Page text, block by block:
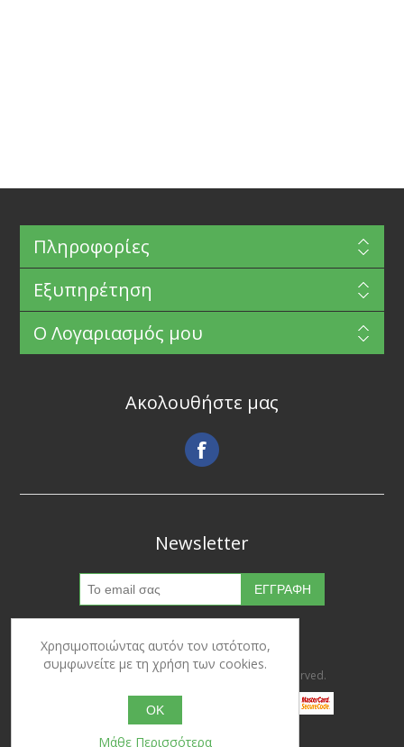
Πληροφορίες
Εξυπηρέτηση
Ο Λογαριασμός μου
Ακολουθήστε μας
Newsletter
Copyright © 2026 Ypertrofes. All rights reserved.
Powered bynopCommerce
Χρησιμοποιώντας αυτόν τον ιστότοπο,
συμφωνείτε με τη χρήση των cookies.
OK
Μάθε Περισσότερα